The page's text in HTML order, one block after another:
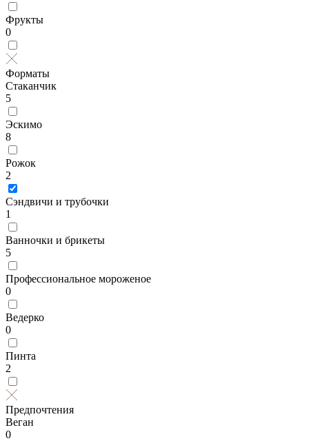
Фрукты
0
Форматы
Стаканчик
5
Эскимо
8
Рожок
2
Сэндвичи и трубочки
1
Ванночки и брикеты
5
Профессиональное мороженое
0
Ведерко
0
Пинта
2
Предпочтения
Веган
0